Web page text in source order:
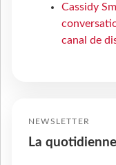
Cassidy
canal de
NEWSLETTER
La